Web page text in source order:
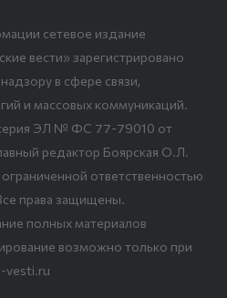
сетевое издание
вести» зарегистрировано
в сфере связи,
и массовых коммуникаций.
ЭЛ № ФС 77-79010 от
редактор Боярская О.Л.
ответственностью
права защищены.
полных материалов
возможно только при
vesti.ru